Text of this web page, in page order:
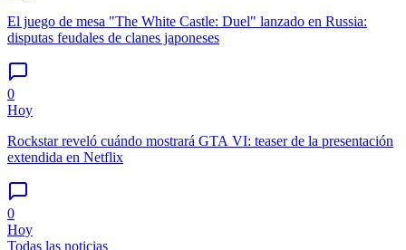
El juego de mesa "The White Castle: Duel" lanzado en Russia:
disputas feudales de clanes japoneses
0
Hoy
Rockstar reveló cuándo mostrará GTA VI: teaser de la presentación
extendida en Netflix
0
Hoy
Todas las noticias